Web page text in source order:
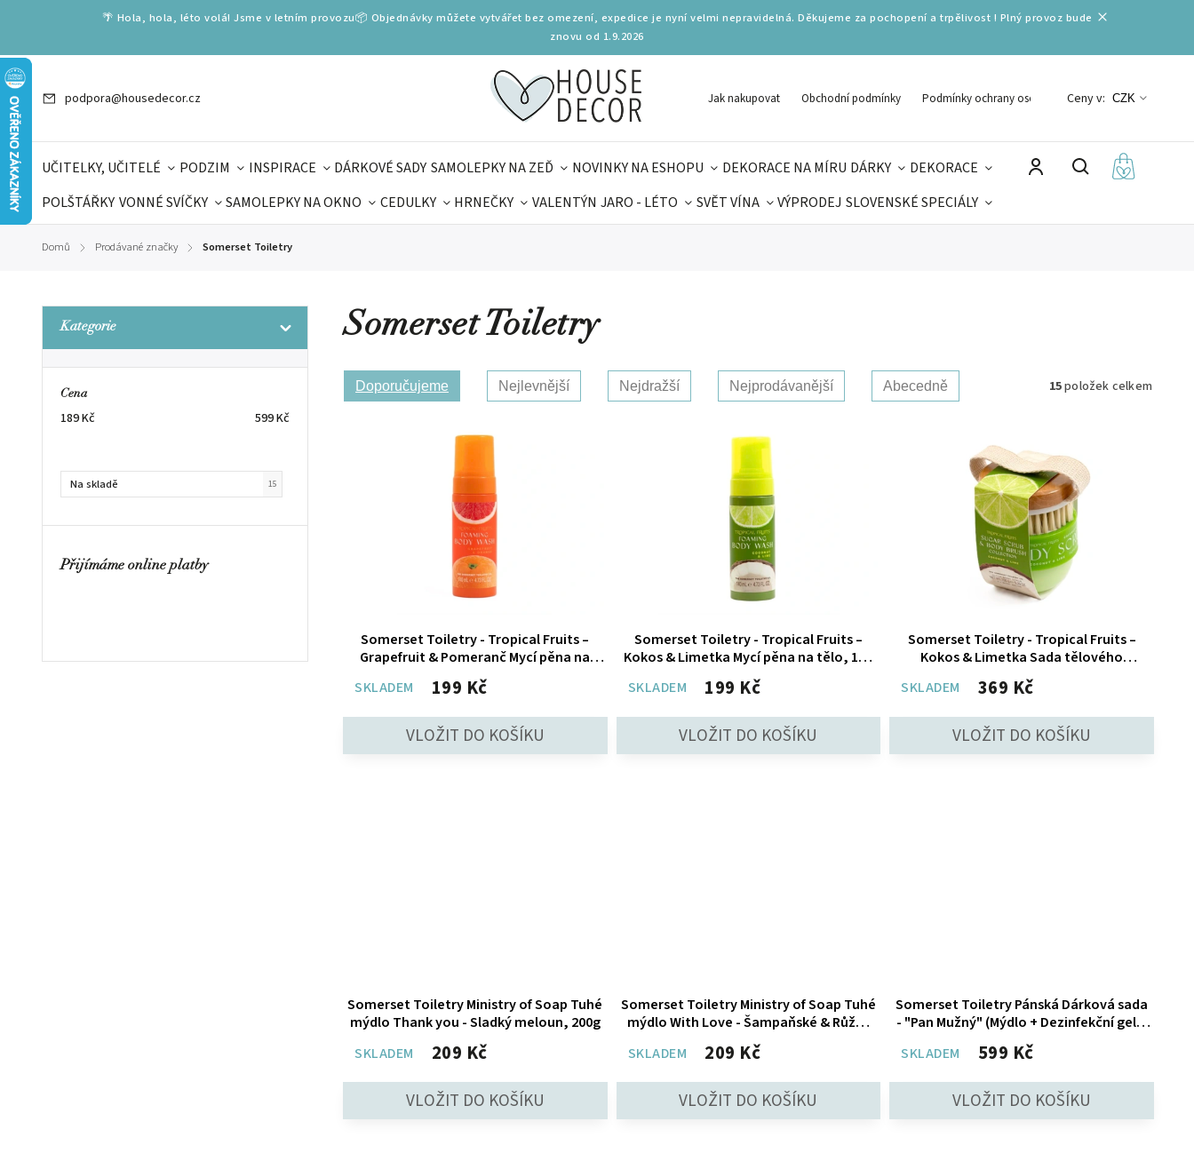
🌴 Hola, hola, léto volá! Jsme v letním provozu📦 Objednávky můžete vytvářet bez omezení, expedice je nyní velmi nepravidelná. Děkujeme za pochopení a trpělivost ! Plný provoz bude
znovu od 1.9.2026
podpora@housedecor.cz Jak nakupovat Obchodní podmínky Podmínky ochrany osobních údajů
Ceny v: CZK
UČITELKY, UČITELÉ PODZIM INSPIRACE DÁRKOVÉ SADY SAMOLEPKY NA ZEĎ NOVINKY NA ESHOPU DEKORACE NA MÍRU DÁRKY
DEKORACE
POLŠTÁŘKY VONNÉ SVÍČKY SAMOLEPKY NA OKNO CEDULKY HRNEČKY VALENTÝN JARO - LÉTO SVĚT VÍNA VÝPRODEJ SLOVENSKÉ SPECIÁLY
Domů / Prodávané značky / Somerset Toiletry
Kategorie
Cena
189Kč 599Kč
Na skladě 15
Přijímáme online platby
Somerset Toiletry
Doporučujeme Nejlevnější Nejdražší Nejprodávanější Abecedně 15položek celkem
Somerset Toiletry - Tropical Fruits –
Grapefruit & Pomeranč Mycí pěna na
tělo, 140 ml
SKLADEM 199 Kč
Somerset Toiletry - Tropical Fruits –
Kokos & Limetka Mycí pěna na tělo, 140
ml
SKLADEM 199 Kč
Somerset Toiletry - Tropical Fruits –
Kokos & Limetka Sada tělového
peelingu, 150 g
SKLADEM 369 Kč
Somerset Toiletry Ministry of Soap Tuhé
mýdlo Thank you - Sladký meloun, 200g
SKLADEM
209 Kč
Somerset Toiletry Ministry of Soap Tuhé
mýdlo With Love - Šampaňské & Růže,
200g
SKLADEM 209 Kč
Somerset Toiletry Pánská Dárková sada
- "Pan Mužný" (Mýdlo + Dezinfekční gel +
Krém na ruce)
SKLADEM 599 Kč